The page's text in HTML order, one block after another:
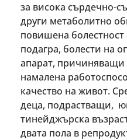
за висока сърдечно-
други метаболитно
повишена болестност
подагра, болести на
апарат,
намалена
качество на живот.
деца, подрастващи,
тинейджърска
двата пола в